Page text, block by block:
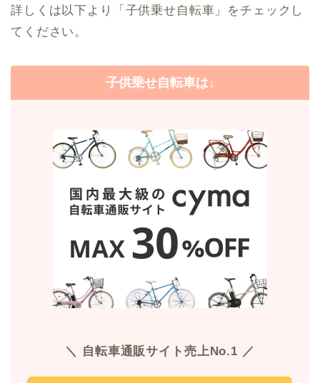
詳しくは以下より「子供乗せ自転車」をチェックし
てください。
子供乗せ自転車は↓
＼ 自転車通販サイト売上No.1 ／